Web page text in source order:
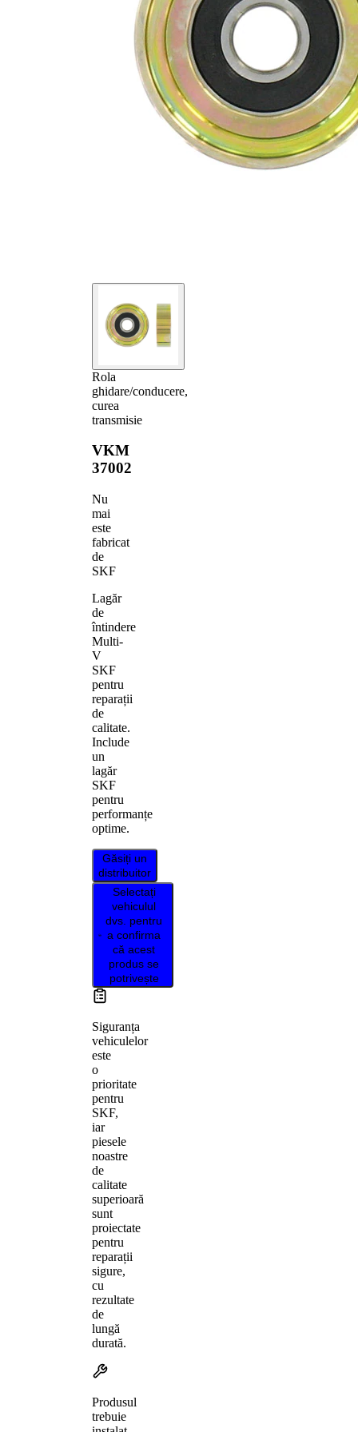
Rola
ghidare/conducere,
curea
transmisie
VKM
37002
Nu
mai
este
fabricat
de
SKF
Lagăr
de
întindere
Multi-
V
SKF
pentru
reparații
de
calitate.
Include
un
lagăr
SKF
pentru
performanțe
optime.
Găsiți un
distribuitor
Selectați
vehiculul
dvs. pentru
a confirma
că acest
produs se
potrivește
Siguranța
vehiculelor
este
o
prioritate
pentru
SKF,
iar
piesele
noastre
de
calitate
superioară
sunt
proiectate
pentru
reparații
sigure,
cu
rezultate
de
lungă
durată.
Produsul
trebuie